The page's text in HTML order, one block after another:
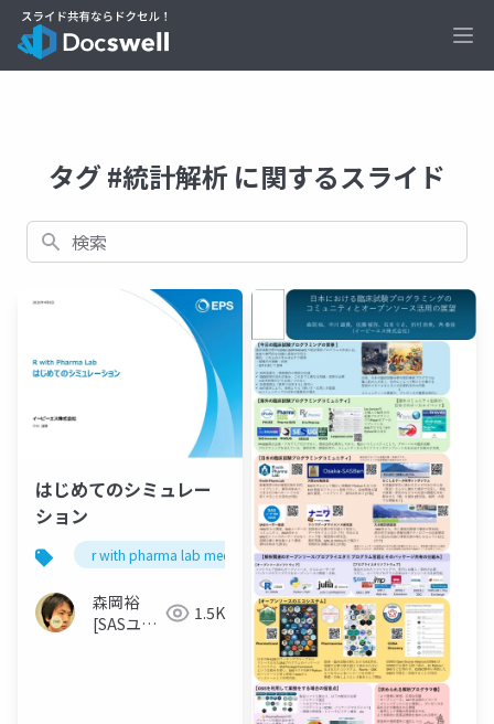
タグ #統計解析 に関するスライド
検索
はじめてのシミュレー
ション
r with pharma lab meetup 1
森岡裕
[SASユー
1.5K